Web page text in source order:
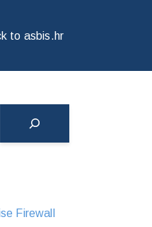
to asbis.hr
Firewall